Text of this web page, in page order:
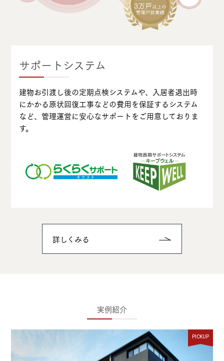
サポートシステム
建物お引渡し後の定期点検システムや、入居者退出時
にかかる原状回復工事などの費用を保証するシステム
など、管理運営に安心なサポートをご用意しておりま
す。
詳しくみる
実例紹介
PICKUP